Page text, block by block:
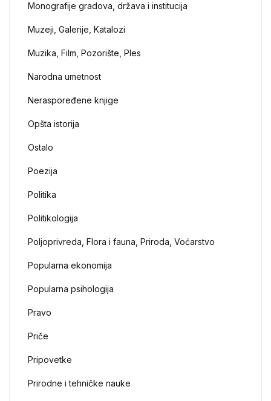
Monografije gradova, država i institucija
Muzeji, Galerije, Katalozi
Muzika, Film, Pozorište, Ples
Narodna umetnost
Neraspoređene knjige
Opšta istorija
Ostalo
Poezija
Politika
Politikologija
Poljoprivreda, Flora i fauna, Priroda, Voćarstvo
Popularna ekonomija
Popularna psihologija
Pravo
Priče
Pripovetke
Prirodne i tehničke nauke